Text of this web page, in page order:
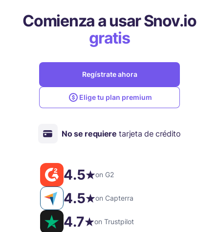
Comienza a usar Snov.io
gratis
Regístrate ahora
Elige tu plan premium
No se requiere tarjeta de crédito
4.5 on G2
4.5 on Capterra
4.7 on Trustpilot